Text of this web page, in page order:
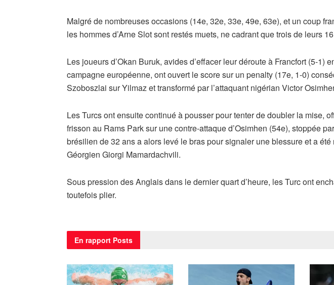
Malgré de nombreuses occasions (14e, 32e, 33e, 49e, 63e), et un coup
les hommes d’Arne Slot sont restés muets, ne cadrant que trois de leurs
Les joueurs d’Okan Buruk, avides d’effacer leur déroute à Francfort (5-1)
campagne européenne, ont ouvert le score sur un penalty (17e, 1-0)
Szoboszlai sur Yilmaz et transformé par l’attaquant nigérian Victor
Les Turcs ont ensuite continué à pousser pour tenter de doubler la mise,
frisson au Rams Park sur une contre-attaque d’Osimhen (54e), stoppée
brésilien de 32 ans a alors levé le bras pour signaler une blessure et a
Géorgien Giorgi Mamardachvili.
Sous pression des Anglais dans le dernier quart d’heure, les Turc ont
toutefois plier.
En rapport Posts